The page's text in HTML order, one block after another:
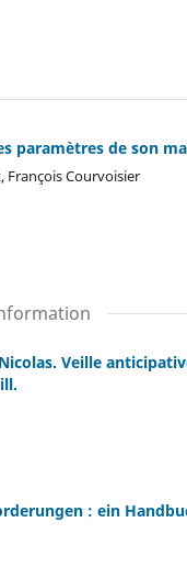
paramètres de son
François Courvoisier
Veille
: ein